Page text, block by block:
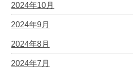
2024年10月
2024年9月
2024年8月
2024年7月